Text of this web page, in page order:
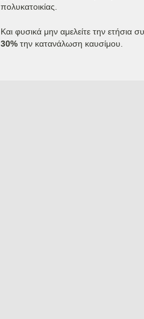
πολυκατοικίας.
Και φυσικά μην αμελείτε την ετήσια
30% την κατανάλωση καυσίμου.